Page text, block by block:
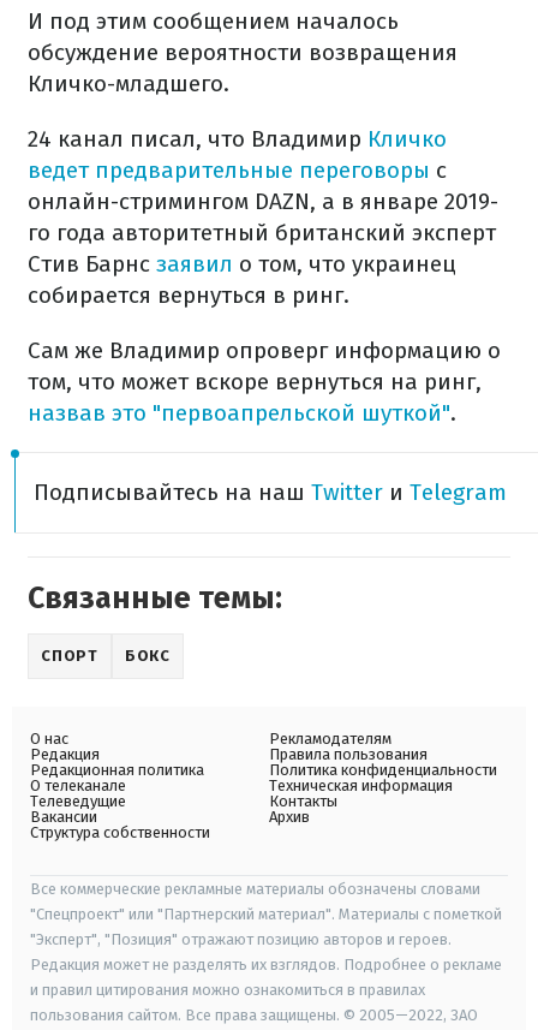
И под этим сообщением началось
обсуждение вероятности возвращения
Кличко-младшего.
24 канал писал, что Владимир Кличко
ведет предварительные переговоры с
онлайн-стримингом DAZN, а в январе 2019-
го года авторитетный британский эксперт
Стив Барнс заявил о том, что украинец
собирается вернуться в ринг.
Сам же Владимир опроверг информацию о
том, что может вскоре вернуться на ринг,
назвав это "первоапрельской шуткой".
Подписывайтесь на наш Twitter и Telegram
Связанные темы:
СПОРТ БОКС
О нас
Редакция
Редакционная политика
О телеканале
Телеведущие
Вакансии
Структура собственности
Рекламодателям
Правила пользования
Политика конфиденциальности
Техническая информация
Контакты
Архив
Все коммерческие рекламные материалы обозначены словами
"Спецпроект" или "Партнерский материал". Материалы с пометкой
"Эксперт", "Позиция" отражают позицию авторов и героев.
Редакция может не разделять их взглядов. Подробнее о рекламе
и правил цитирования можно ознакомиться в правилах
пользования сайтом. Все права защищены. © 2005—2022, ЗАО